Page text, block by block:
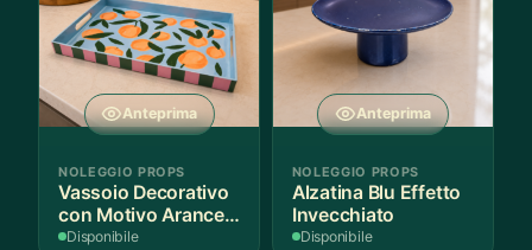
Anteprima
NOLEGGIO PROPS
Vassoio Decorativo
con Motivo Arance e
Foglie
Disponibile
Anteprima
NOLEGGIO PROPS
Alzatina Blu Effetto
Invecchiato
Disponibile